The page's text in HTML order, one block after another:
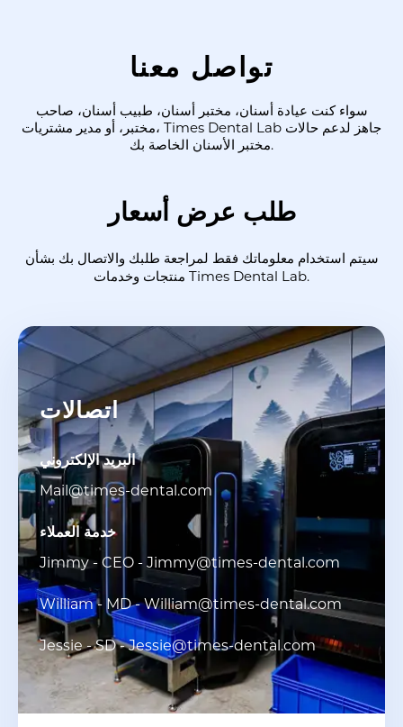
تواصل معنا
سواء كنت عيادة أسنان، مختبر أسنان، طبيب أسنان، صاحب
مختبر، أو مدير مشتريات، Times Dental Lab جاهز لدعم حالات
مختبر الأسنان الخاصة بك.
طلب عرض أسعار
سيتم استخدام معلوماتك فقط لمراجعة طلبك والاتصال بك بشأن
منتجات وخدمات Times Dental Lab.
اتصالات
البريد الإلكتروني
Mail@times-dental.com
خدمة العملاء
Jimmy - CEO - Jimmy@times-dental.com
William - MD - William@times-dental.com
Jessie - SD - Jessie@times-dental.com